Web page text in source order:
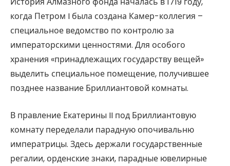
когда Петром I была создана Камер-коллегия –
специальное ведомство по контролю за
императорскими ценностями. Для особого
хранения «принадлежащих государству вещей»
выделить специальное помещение, получившее
позднее название Бриллиантовой комнаты.
В правление Екатерины II под Бриллиантовую
комнату переделали парадную опочивальню
императрицы. Здесь держали государственные
регалии, орденские знаки, парадные ювелирные